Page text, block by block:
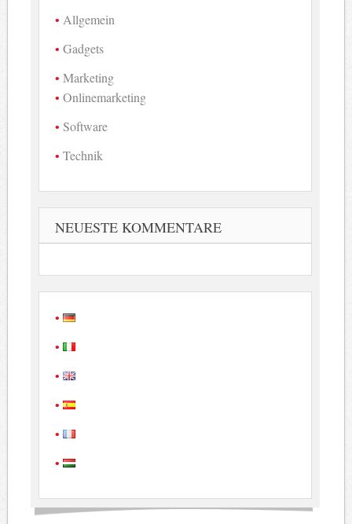
Allgemein
Gadgets
Marketing
Onlinemarketing
Software
Technik
NEUESTE KOMMENTARE